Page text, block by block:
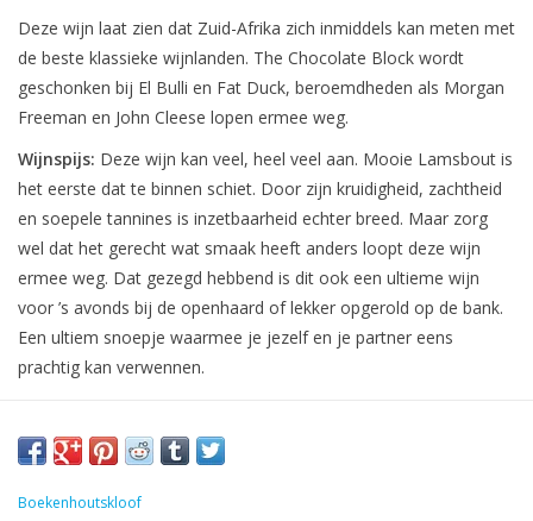
Deze wijn laat zien dat Zuid-Afrika zich inmiddels kan meten met
de beste klassieke wijnlanden. The Chocolate Block wordt
geschonken bij El Bulli en Fat Duck, beroemdheden als Morgan
Freeman en John Cleese lopen ermee weg.
Wijnspijs: Deze wijn kan veel, heel veel aan. Mooie Lamsbout is
het eerste dat te binnen schiet. Door zijn kruidigheid, zachtheid
en soepele tannines is inzetbaarheid echter breed. Maar zorg
wel dat het gerecht wat smaak heeft anders loopt deze wijn
ermee weg. Dat gezegd hebbend is dit ook een ultieme wijn
voor ’s avonds bij de openhaard of lekker opgerold op de bank.
Een ultiem snoepje waarmee je jezelf en je partner eens
prachtig kan verwennen.
Boekenhoutskloof